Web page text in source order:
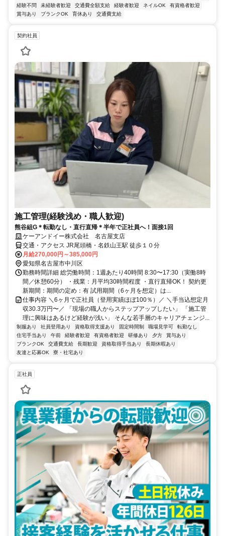
経験不問
未経験者歓迎 交通費全額支給 経験者歓迎 ネイルOK
有資格者歓迎
賞与あり
ブランクOK 育休あり 交通費支給
契約社員
施工管理(経験浅め・職人歓迎)
熊谷組G＊転勤なし・直行直帰＊半年で正社員へ！面接1回
ケーアンドイー株式会社 名古屋支店
交通・アクセス JR尾頭橋・名鉄山王駅 徒歩１０分
月給270,000円～385,000円
愛知県名古屋市中川区
勤務時間詳細 総労働時間：1週あたり40時間 8:30〜17:30（実働8時
間／休憩60分） ・残業：月平均30時間程度 ・直行直帰OK！ 契約更
新期間：期間の定め：有 試用期間（6ヶ月を想定）は...
仕事内容 ＼6ヶ月で正社員（登用実績ほぼ100％）／ ＼手当込想定月
収30.3万円〜／ 「現場の職人からステップアップしたい」 「施工管
理に興味はあるけど経験が浅い」 そんな若手層のキャリアチェンジ...
制服あり 社員登用あり 資格取得支援あり 固定時間制 職場見学可
転勤なし
住宅手当あり
午前 経験者歓迎 有資格者歓迎 研修あり 夕方
賞与あり
ブランクOK
交通費支給 長期歓迎 資格取得手当あり
長期休暇あり
友達と応募OK
寮・社宅あり
正社員